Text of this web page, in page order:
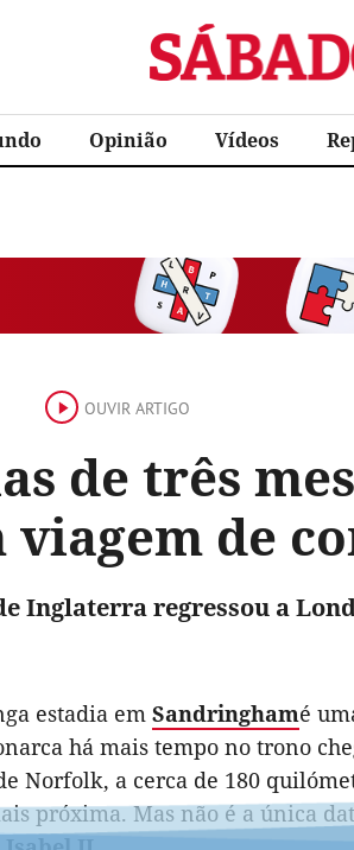
Sábado
Opinião Vídeos
OUVIR ARTIGO
de três
viagem de
Inglaterra regressou a
estadia em Sandringhamé
há mais tempo no trono
Norfolk, a cerca de 180
próxima. Mas não é a única